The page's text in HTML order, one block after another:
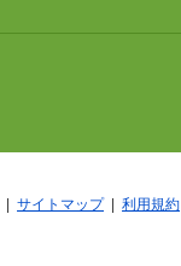
サイトマップ| 利用規約